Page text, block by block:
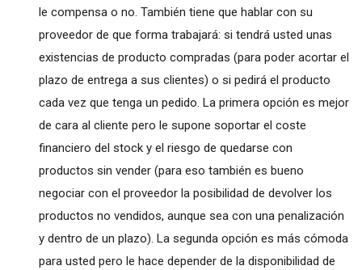
le compensa o no. También tiene que hablar con su
proveedor de que forma trabajará: si tendrá usted unas
existencias de producto compradas (para poder acortar el
plazo de entrega a sus clientes) o si pedirá el producto
cada vez que tenga un pedido. La primera opción es mejor
de cara al cliente pero le supone soportar el coste
financiero del stock y el riesgo de quedarse con
productos sin vender (para eso también es bueno
negociar con el proveedor la posibilidad de devolver los
productos no vendidos, aunque sea con una penalización
y dentro de un plazo). La segunda opción es más cómoda
para usted pero le hace depender de la disponibilidad de